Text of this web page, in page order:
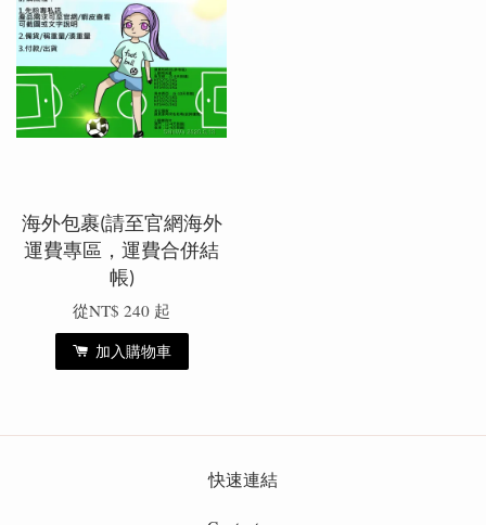
海外包裹(請至官網海外
運費專區，運費合併結
帳)
從NT$ 240 起
加入購物車
快速連結